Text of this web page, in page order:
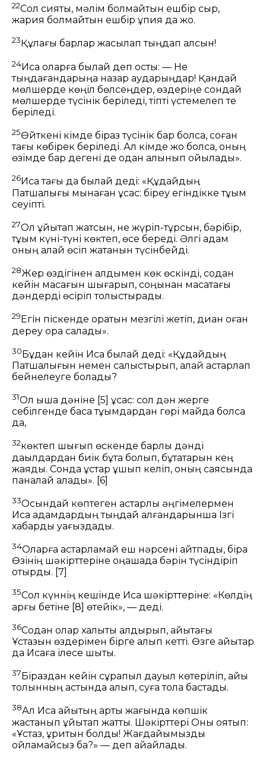
22Сол сияқты, мәлім болмайтын ешбір сыр,
жария болмайтын ешбір құпия да жоқ.
23Құлағы барлар жақсылап тыңдап алсын!
24Иса оларға былай деп қосты: — Не
тыңдағандарыңа назар аударыңдар! Қандай
мөлшерде көңіл бөлсеңдер, өздеріңе сондай
мөлшерде түсінік беріледі, тіпті үстемелеп те
беріледі.
25Өйткені кімде біраз түсінік бар болса, соған
тағы көбірек беріледі. Ал кімде жоқ болса, оның
өзімде бар дегені де одан алынып қойылады».
26Иса тағы да былай деді: «Құдайдың
Патшалығы мынаған ұқсас: біреу егіндікке тұқым
сеуіпті.
27Ол ұйықтап жатсын, не жүріп-тұрсын, бәрібір,
тұқым күні-түні көктеп, өсе береді. Әлгі адам
оның қалай өсіп жатқанын түсінбейді.
28Жер өздігінен алдымен көк өскінді, содан
кейін масағын шығарып, соңынан масақтағы
дәндерді өсіріп толыстырады.
29 Егін піскенде оратын мезгілі жетіп, диқан оған
дереу орақ салады».
30Бұдан кейін Иса былай деді: «Құдайдың
Патшалығын немен салыстырып, қалай астарлап
бейнелеуге болады?
31Ол қыша дәніне [5] ұқсас: сол дән жерге
себілгенде басқа тұқымдардан гөрі майда болса
да,
32көктеп шығып өскенде барлық дәнді
дақылдардан биік бұта болып, бұтақтарын кең
жаяды. Сонда құстар ұшып келіп, оның саясында
паналай алады». [6]
33Осындай көптеген астарлы әңгімелермен
Иса адамдардың тыңдай алғандарынша Ізгі
хабарды уағыздады.
34Оларға астарламай еш нәрсені айтпады, бірақ
Өзінің шәкірттеріне оңашада бәрін түсіндіріп
отырды. [7]
35Сол күннің кешінде Иса шәкірттеріне: «Көлдің
арғы бетіне [8] өтейік», — деді.
36Содан олар халықты қалдырып, қайықтағы
Ұстазын өздерімен бірге алып кетті. Өзге қайықтар
да Исаға ілесе шықты.
37 Біраздан кейін сұрапыл дауыл көтеріліп, қайық
толқынның астында қалып, суға тола бастады.
38Ал Иса қайықтың артқы жағында көпшік
жастанып ұйықтап жатты. Шәкірттері Оны оятып:
«Ұстаз, құритын болдық! Жағдайымызды
ойламайсыз ба?» — деп айқайлады.